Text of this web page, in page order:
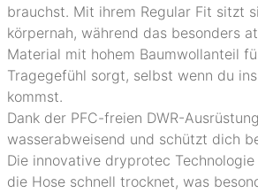
brauchst. Mit ihrem Regular Fit sitzt
körpernah, während das besonders
Material mit hohem Baumwollanteil
Tragegefühl sorgt, selbst wenn du
kommst.
Dank der PFC-freien DWR-
wasserabweisend und schützt dich
Die innovative dryprotec
die Hose schnell trocknet, was